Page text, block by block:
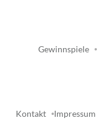
Gewinnspiele
Kontakt Impressum